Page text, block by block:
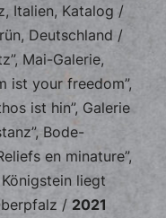
Italien, Katalog /
Deutschland /
Mai-Galerie,
ist your freedom”,
ist hin”, Galerie
Bode-
en minature”,
liegt
/ 2021